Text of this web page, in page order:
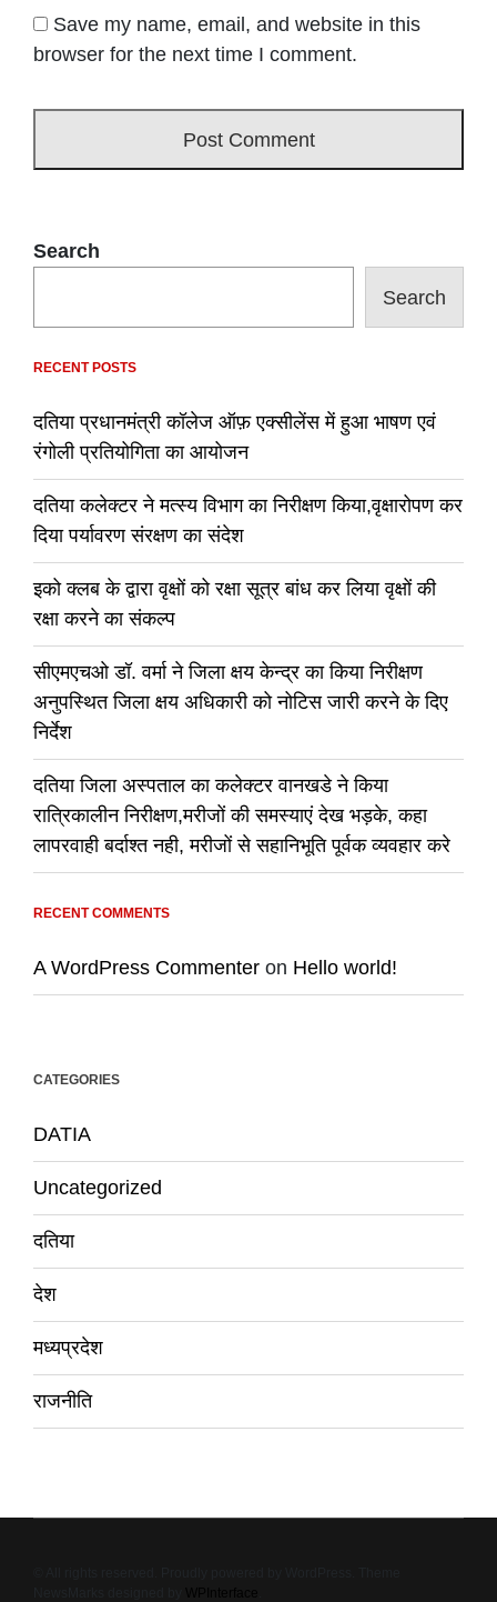
Save my name, email, and website in this
browser for the next time I comment.
Search
Search
RECENT POSTS
दतिया प्रधानमंत्री कॉलेज ऑफ़ एक्सीलेंस में हुआ भाषण एवं
रंगोली प्रतियोगिता का आयोजन
दतिया कलेक्टर ने मत्स्य विभाग का निरीक्षण किया,वृक्षारोपण कर
दिया पर्यावरण संरक्षण का संदेश
इको क्लब के द्वारा वृक्षों को रक्षा सूत्र बांध कर लिया वृक्षों की
रक्षा करने का संकल्प
सीएमएचओ डॉ. वर्मा ने जिला क्षय केन्द्र का किया निरीक्षण
अनुपस्थित जिला क्षय अधिकारी को नोटिस जारी करने के दिए
निर्देश
दतिया जिला अस्पताल का कलेक्टर वानखडे ने किया
रात्रिकालीन निरीक्षण,मरीजों की समस्याएं देख भड़के, कहा
लापरवाही बर्दाश्त नही, मरीजों से सहानिभूति पूर्वक व्यवहार करे
RECENT COMMENTS
A WordPress Commenter on Hello world!
CATEGORIES
DATIA
Uncategorized
दतिया
देश
मध्यप्रदेश
राजनीति